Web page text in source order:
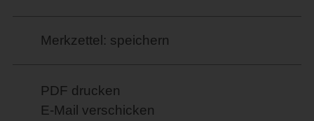
Merkzettel: speichern
PDF drucken
E-Mail verschicken